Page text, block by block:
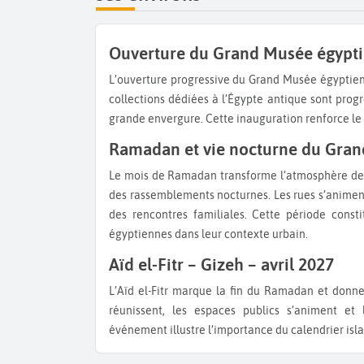
Ouverture du Grand Musée
L’ouverture progressive du Grand Musée égyptien constitue un événement culturel majeur pour la région. Les
collections dédiées à l’Égypte antique sont
grande envergure. Cette inauguration renforce
Ramadan et vie nocturne du
Le mois de Ramadan transforme l’atmosphère de Gizeh et du Grand Caire avec des rythmes de vie décalés et
des rassemblements nocturnes. Les rues
des rencontres familiales. Cette période
égyptiennes dans leur contexte urbain.
Aïd el-Fitr – Gizeh – avril 2027
L’Aïd el-Fitr marque la fin du Ramadan et donne lieu à des célébrations dans toute la ville. Les familles se
réunissent, les espaces publics s’animent
événement illustre l’importance du calendrier